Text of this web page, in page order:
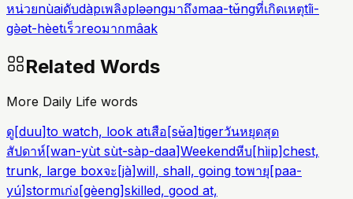
หน่วยnùaiดับdàpเพลิงpləəngมาถึงmaa-tʉ̌ngที่เกิดเหตุtîi-
gə̀ət-hèetเร็วreoมากmâak
Related Words
More Daily Life words
ดู[duu]to watch, look atเสือ [sʉ̌a]tigerวันหยุดสุด
สัปดาห์ [wan-yùt sùt-sàp-daa]Weekendหีบ [hìip]chest,
trunk, large boxจะ [jà]will, shall, going toพายุ [paa-
yú]stormเก่ง [gèeng]skilled, good at,